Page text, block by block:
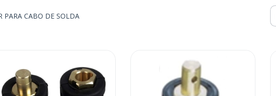
PARA CABO DE SOLDA